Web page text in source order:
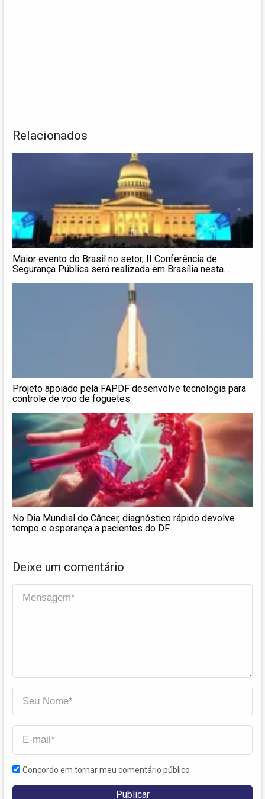
Relacionados
Maior evento do Brasil no setor, II Conferência de
Segurança Pública será realizada em Brasília nesta
Projeto apoiado pela FAPDF desenvolve tecnologia para
controle de voo de foguetes
No Dia Mundial do Câncer, diagnóstico rápido devolve
tempo e esperança a pacientes do DF
Deixe um comentário
Concordo em tornar meu comentário público